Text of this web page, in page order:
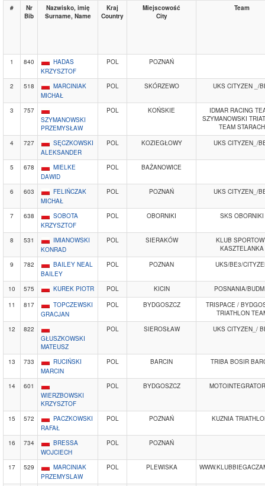
#
Nr
Bib
Nazwisko, imię
Surname, Name
Kraj
Country
Miejscowość
City
Team
1 840
HADAS
KRZYSZTOF
POL POZNAŃ
2 518
MARCINIAK
MICHAŁ
POL SKÓRZEWO UKS CITYZEN _/
3
757
SZYMANOWSKI
PRZEMYSŁAW
POL KOŃSKIE
IDMAR RACING
SZYMANOWSKI
TEAM STARACH
4
727
SĘCZKOWSKI
ALEKSANDER
POL KOZIEGŁOWY UKS CITYZEN_/
5 678
MIELKE
DAWID
POL BAŻANOWICE
6 603
FELIŃCZAK
MICHAŁ
POL POZNAŃ UKS CITYZEN_/
7 638
SOBOTA
KRZYSZTOF
POL OBORNIKI SKS OBORNIKI
8 531
IMIANOWSKI
KONRAD
POL SIERAKÓW
KLUB
KASZTELANKA
9
782
BAILEY NEAL
BAILEY
POL POZNAN UKS/BE3/
10 575 KUREK PIOTR POL KICIN
POSNANIA/
11
817
TOPCZEWSKI
GRACJAN
POL BYDGOSZCZ
TRISPACE /
TRIATHLON
12
822
GŁUSZKOWSKI
MATEUSZ
POL SIEROSŁAW UKS CITYZEN_/
13 733
RUCIŃSKI
MARCIN
POL BARCIN TRIBA BOSIR
14
601
WIERZBOWSKI
KRZYSZTOF
POL BYDGOSZCZ
15 572
PACZKOWSKI
RAFAŁ
POL POZNAŃ KUZNIA
16 734
BRESSA
WOJCIECH
POL POZNAŃ
17 529
MARCINIAK
PRZEMYSLAW
POL PLEWISKA